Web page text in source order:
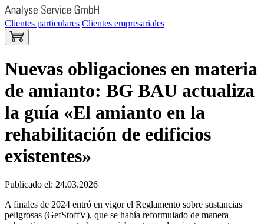
Clientes particulares Clientes empresariales
Nuevas obligaciones en materia
de amianto: BG BAU actualiza
la guía «El amianto en la
rehabilitación de edificios
existentes»
Publicado el: 24.03.2026
A finales de 2024 entró en vigor el Reglamento sobre sustancias
peligrosas (GefStoffV), que se había reformulado de manera